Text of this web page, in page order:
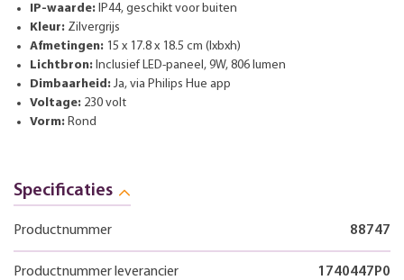
IP-waarde: IP44, geschikt voor buiten
Kleur: Zilvergrijs
Afmetingen: 15 x 17.8 x 18.5 cm (lxbxh)
Lichtbron: Inclusief LED-paneel, 9W, 806 lumen
Dimbaarheid: Ja, via Philips Hue app
Voltage: 230 volt
Vorm: Rond
Specificaties
Productnummer 88747
Productnummer leverancier 1740447P0